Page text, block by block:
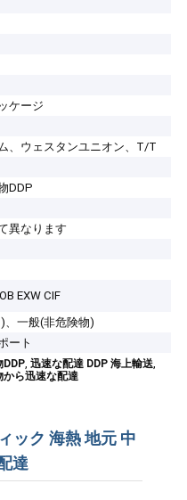
ケージ
、ウェスタンユニオン、T/T
DDP
異なります
EXW CIF
、一般(非危険物)
ート
DDP,迅速な配達 DDP 海上輸送,
から迅速な配達
ック 海熱 地元 中
達